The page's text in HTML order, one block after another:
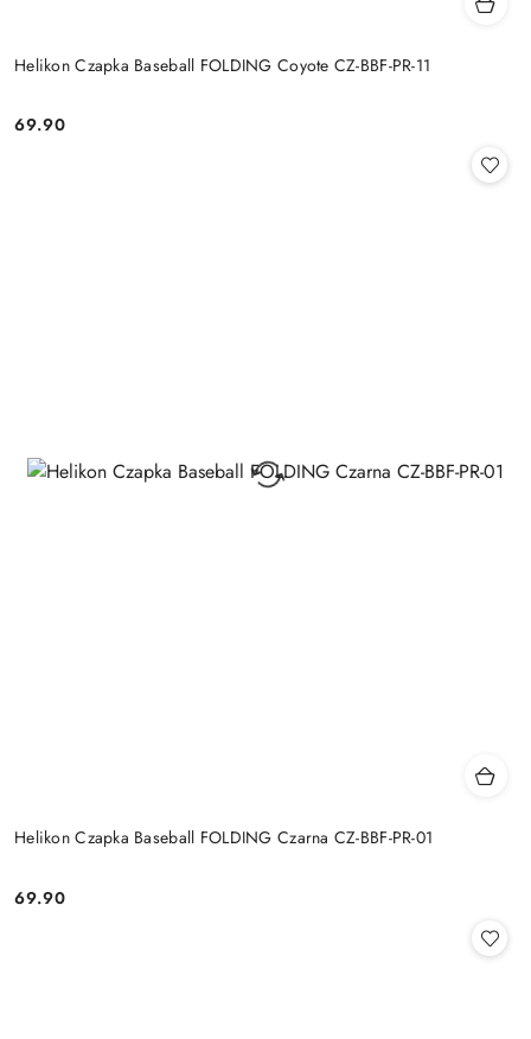
Helikon Czapka Baseball FOLDING Coyote CZ-BBF-PR-11
Cena:
69.90
Helikon Czapka Baseball FOLDING Czarna CZ-BBF-PR-01
Cena:
69.90